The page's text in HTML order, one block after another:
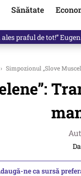
Sănătate
praful de tot!”
› Simpozionul „Slove
ne ca sursă